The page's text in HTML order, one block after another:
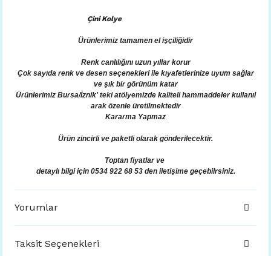
Çini Kolye
Ürünlerimiz tamamen el işçiliğidir
Renk canlılığını uzun yıllar korur
Çok sayıda renk ve desen seçenekleri ile kıyafetlerinize uyum sağlar
ve şık bir görünüm katar
Ürünlerimiz Bursa/İznik' teki atölyemizde kaliteli hammaddeler kullanıl
arak özenle üretilmektedir
Kararma Yapmaz
Ürün zincirli ve paketli olarak gönderilecektir.
Toptan fiyatlar ve
detaylı bilgi için 0534 922 68 53 den iletişime geçebilrsiniz.
Yorumlar
Taksit Seçenekleri